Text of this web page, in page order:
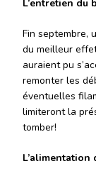
L’entretien du
Fin septembre,
du meilleur
auraient pu
remonter les
éventuelles
limiteront la
tomber!
L’alimentation